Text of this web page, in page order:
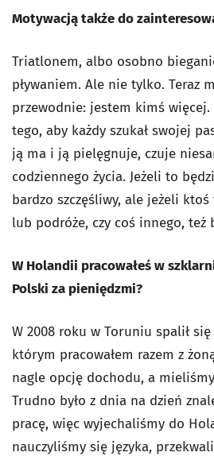
Motywacją także do
Triatlonem, albo osobno
pływaniem. Ale nie tylko. Teraz
przewodnie: jestem kimś
tego, aby każdy szukał swojej
ją ma i ją pielęgnuje, czuje
codziennego życia. Jeżeli to
bardzo szczęśliwy, ale jeżeli
lub podróże, czy coś innego, też
W Holandii pracowałeś w
Polski za pieniędzmi?
W 2008 roku w Toruniu spalił
którym pracowałem razem z
nagle opcję dochodu, a
Trudno było z dnia na dzień
pracę, więc wyjechaliśmy do
nauczyliśmy się języka,